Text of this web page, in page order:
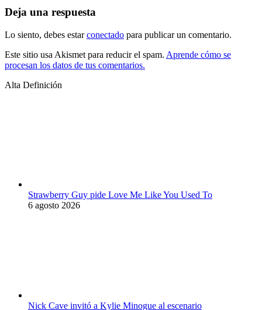
Deja una respuesta
Lo siento, debes estarconectado para publicar un comentario.
Este sitio usa Akismet para reducir el spam. Aprende cómo se
procesan los datos de tus comentarios.
Alta Definición
Strawberry Guy pide Love Me Like You Used To
6 agosto 2026
Nick Cave invitó a Kylie Minogue al escenario